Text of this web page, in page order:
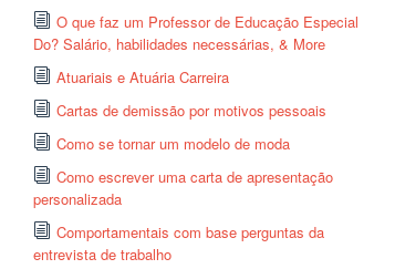
O que faz um Professor de Educação Especial
Do? Salário, habilidades necessárias, & More
Atuariais e Atuária Carreira
Cartas de demissão por motivos pessoais
Como se tornar um modelo de moda
Como escrever uma carta de apresentação
personalizada
Comportamentais com base perguntas da
entrevista de trabalho